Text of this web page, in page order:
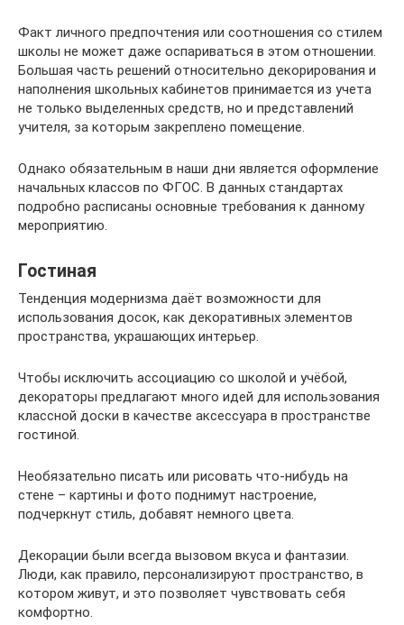
Факт личного предпочтения или соотношения со стилем
школы не может даже оспариваться в этом отношении.
Большая часть решений относительно декорирования и
наполнения школьных кабинетов принимается из учета
не только выделенных средств, но и представлений
учителя, за которым закреплено помещение.
Однако обязательным в наши дни является оформление
начальных классов по ФГОС. В данных стандартах
подробно расписаны основные требования к данному
мероприятию.
Гостиная
Тенденция модернизма даёт возможности для
использования досок, как декоративных элементов
пространства, украшающих интерьер.
Чтобы исключить ассоциацию со школой и учёбой,
декораторы предлагают много идей для использования
классной доски в качестве аксессуара в пространстве
гостиной.
Необязательно писать или рисовать что-нибудь на
стене – картины и фото поднимут настроение,
подчеркнут стиль, добавят немного цвета.
Декорации были всегда вызовом вкуса и фантазии.
Люди, как правило, персонализируют пространство, в
котором живут, и это позволяет чувствовать себя
комфортно.